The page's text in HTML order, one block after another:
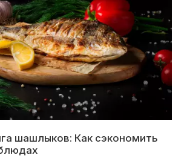
шашлыков: Как сэкономить